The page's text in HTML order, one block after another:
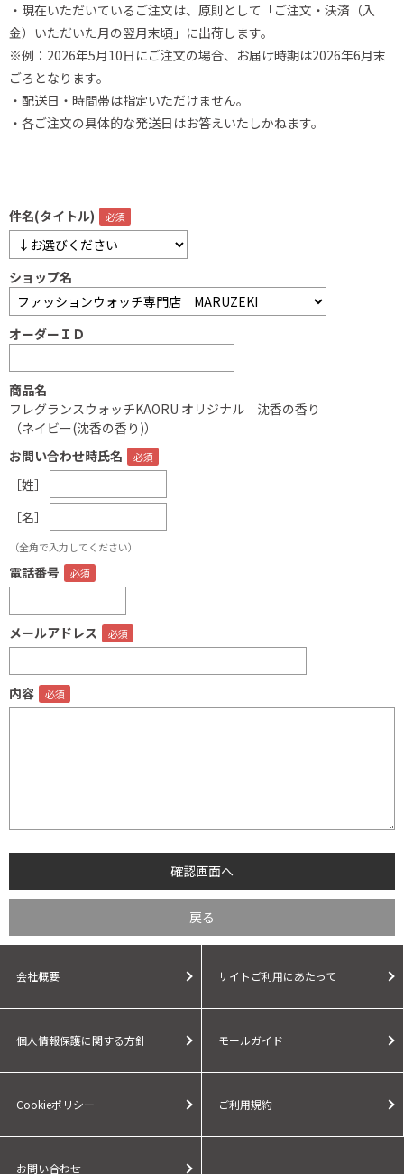
・現在いただいているご注文は、原則として「ご注文・決済（入
金）いただいた月の翌月末頃」に出荷します。
※例：2026年5月10日にご注文の場合、お届け時期は2026年6月末
ごろとなります。
・配送日・時間帯は指定いただけません。
・各ご注文の具体的な発送日はお答えいたしかねます。
件名(タイトル)
ショップ名
オーダーＩＤ
商品名
フレグランスウォッチKAORU オリジナル 沈香の香り
（ネイビー(沈香の香り)）
お問い合わせ時氏名
［姓］
［名］
（全角で入力してください）
電話番号
メールアドレス
内容
会社概要 サイトご利用にあたって
個人情報保護に関する方針 モールガイド
Cookieポリシー ご利用規約
お問い合わせ